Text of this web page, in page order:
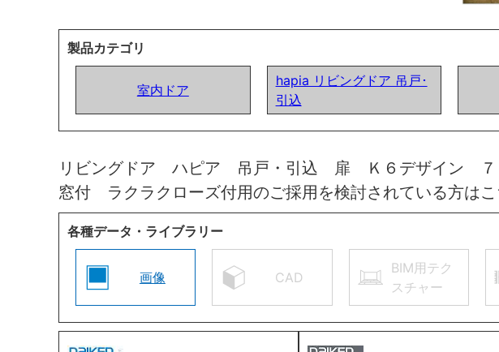
製品カテゴリ
室内ドア
hapia リビングドア 吊戸･
引込
リビングドア ハピア 吊戸・引込 扉 Ｋ６デザイン
窓付 ラクラクローズ付用のご採用を検討されている方は
各種データ・ライブラリー
画像 CAD
BIM用テク
スチャー